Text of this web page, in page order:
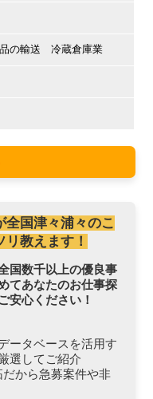
の輸送 冷蔵倉庫業
国津々浦々のこ
教えます！
国数千以上の優良事
てあなたのお仕事探
安心ください！
ータベースを活用す
選してご紹介
だから急募案件や非